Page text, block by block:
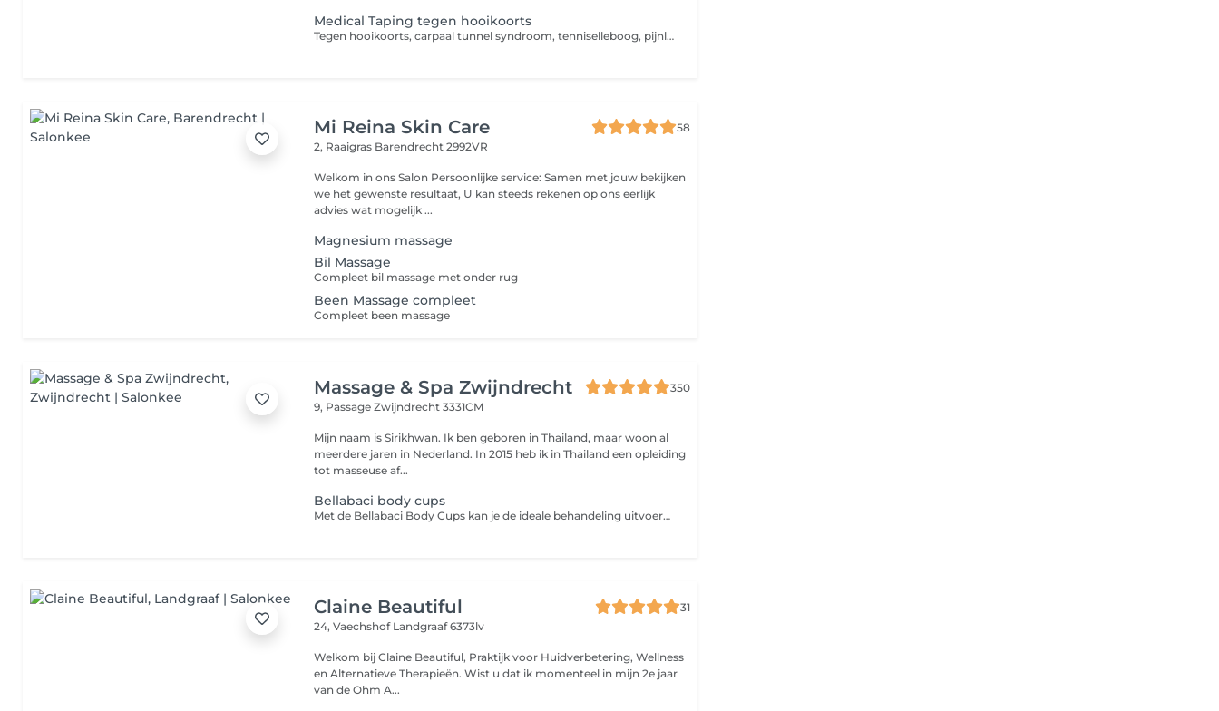
Medical Taping tegen hooikoorts
Tegen hooikoorts, carpaal tunnel syndroom, tenniselleboog, pijnlijke nek, zere schouder/knie/enkel etc. Vermeld aub in de opmerking waarvoor de taping is!
Mi Reina Skin Care
58
2, Raaigras Barendrecht 2992VR
Welkom in ons Salon Persoonlijke service: Samen met jouw bekijken
we het gewenste resultaat, U kan steeds rekenen op ons eerlijk
advies wat mogelijk ...
Magnesium massage
Bil Massage
Compleet bil massage met onder rug
Been Massage compleet
Compleet been massage
Massage & Spa Zwijndrecht
350
9, PassageZwijndrecht 3331CM
Mijn naam is Sirikhwan. Ik ben geboren in Thailand, maar woon al
meerdere jaren in Nederland. In 2015 heb ik in Thailand een opleiding
tot masseuse af...
Bellabaci body cups
Met de Bellabaci Body Cups kan je de ideale behandeling uitvoeren en is voor iedereen die o.a. last heeft van; pijnlijke en gespannen spieren, spijsverteringsproblemen, gewrichtspijn, cellulite, hoofdpijn, migraine en striae. De therapeutische gevolgen van de behandeling met de Bellabaci cap kunnen zijn: het verminderen van obstipatie, activeren van de (huid)stofwisseling, het verbeteren van de elasticiteit van de huid, blokkades worden opgeheven, gifstoffen en afvalstoffen worden afgevoerd en het verbetert de spierspanning. Bij gebruik op de rug of gespannen, pijnlijk spieren helpt het tevens om vet en vochtophopingen te verminderen, de doorbloeding te verbeteren en gifstoffen en andere afvalstoffen te elimineren uit je spieren. Het stimuleert de lymfe- en bloedcirculatie.
Claine Beautiful
31
24, Vaechshof Landgraaf 6373lv
Welkom bij Claine Beautiful, Praktijk voor Huidverbetering, Wellness
en Alternatieve Therapieën. Wist u dat ik momenteel in mijn 2e jaar
van de Ohm A...